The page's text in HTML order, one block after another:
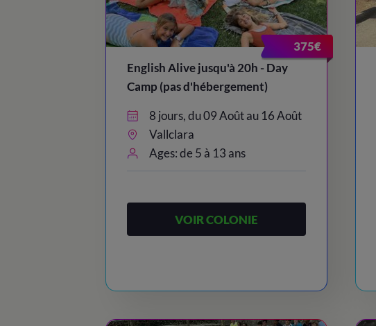
375€
English Alive jusqu'à 20h - Day
Camp (pas d'hébergement)
8 jours, du 09 Août au 16 Août
Vallclara
Ages: de 5 à 13 ans
VOIR COLONIE